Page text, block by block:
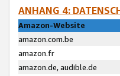
ANHANG 4:
Amazon-Website
amazon.com.be
amazon.fr
amazon.de, audible.de